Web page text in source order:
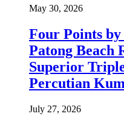
May 30, 2026
Four Points
Patong Beach
Superior
Percutian
July 27, 2026